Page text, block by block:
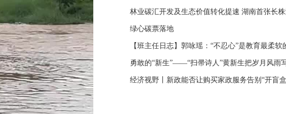
林业碳汇开发及生态价值转化提速 湖南首张长
绿心碳票落地
【班主任日志】郭咏瑶：“不忍心”是教育最柔软
勇敢的“新生”——“扫帚诗人”黄新生把岁月风雨
经济视野丨新政能否让购买家政服务告别“开盲